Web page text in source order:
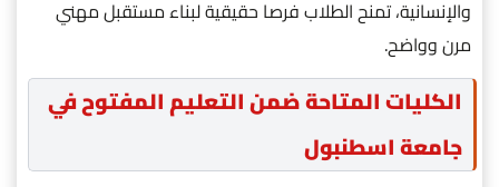
والإنسانية، تمنح الطلاب فرصا حقيقية لبناء مستقبل مهني
مرن وواضح.
الكليات المتاحة ضمن التعليم المفتوح في
جامعة اسطنبول